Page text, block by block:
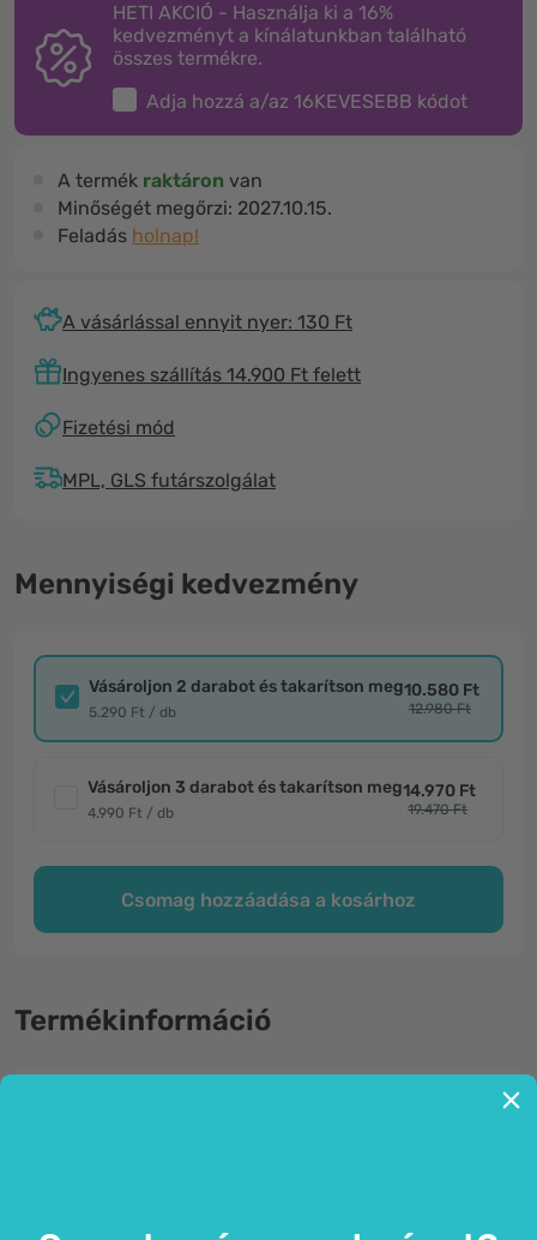
HETI AKCIÓ - Használja ki a 16%
kedvezményt a kínálatunkban található
összes termékre.
Adja hozzá a/az 16KEVESEBB kódot
A termék raktáron van
Minőségét megőrzi: 2027.10.15.
Feladás holnap!
A vásárlással ennyit nyer: 130 Ft
Ingyenes szállítás 14.900 Ft felett
Fizetési mód
MPL, GLS futárszolgálat
Mennyiségi kedvezmény
Vásároljon 2 darabot és takarítson meg
5.290 Ft / db
10.580 Ft
12.980 Ft
Vásároljon 3 darabot és takarítson meg
4.990 Ft / db
14.970 Ft
19.470 Ft
Csomag hozzáadása a kosárhoz
Termékinformáció